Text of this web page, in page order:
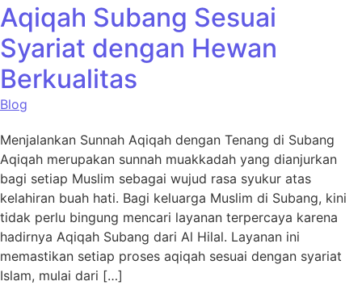
Aqiqah Subang Sesuai
Syariat dengan Hewan
Berkualitas
Blog
Menjalankan Sunnah Aqiqah dengan Tenang di Subang
Aqiqah merupakan sunnah muakkadah yang dianjurkan
bagi setiap Muslim sebagai wujud rasa syukur atas
kelahiran buah hati. Bagi keluarga Muslim di Subang, kini
tidak perlu bingung mencari layanan terpercaya karena
hadirnya Aqiqah Subang dari Al Hilal. Layanan ini
memastikan setiap proses aqiqah sesuai dengan syariat
Islam, mulai dari […]